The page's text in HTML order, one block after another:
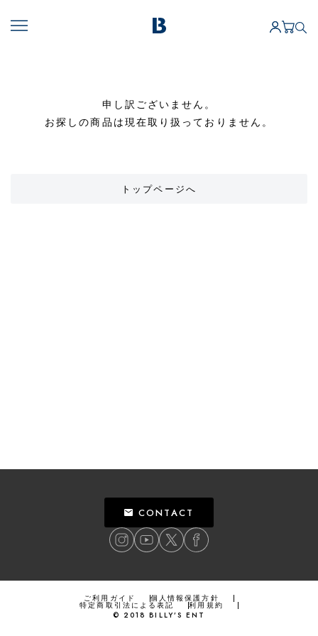
申し訳ございません。
お探しの商品は現在取り扱っておりません。
トップページへ
CONTACT
ご利用ガイド 個人情報保護方針
特定商取引法による表記
利用規約
© 2018 BILLY’S ENT